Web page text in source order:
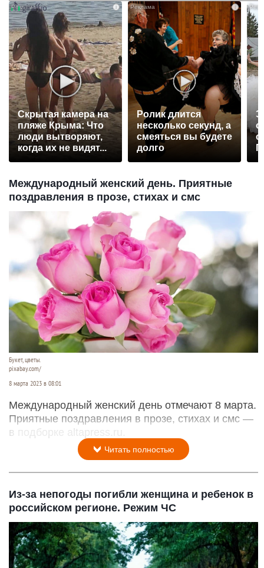
i
Скрытая камера на
пляже Крыма: Что
люди вытворяют,
когда их не видят...
Ролик длится
несколько секунд, а
смеяться вы будете
долго
Международный женский день. Приятные
поздравления в прозе, стихах и смс
Букет, цветы.
pixabay.com/
8 марта 2023 в 08:01
Международный женский день отмечают 8 марта.
Приятные поздравления в прозе, стихах и смс —
в подборке altapress.ru.
Читать полностью
Из-за непогоды погибли женщина и ребенок в
российском регионе. Режим ЧС